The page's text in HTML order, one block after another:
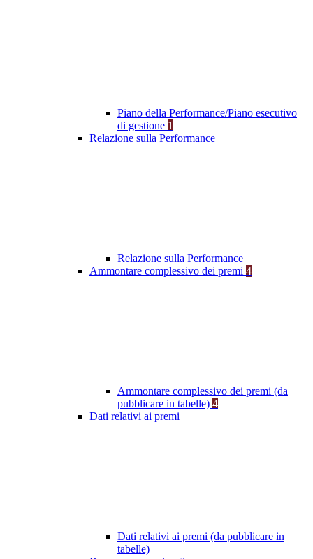
Piano della Performance/Piano esecutivo
di gestione 1
Relazione sulla Performance
Relazione sulla Performance
Ammontare complessivo dei premi 4
Ammontare complessivo dei premi (da
pubblicare in tabelle) 4
Dati relativi ai premi
Dati relativi ai premi (da pubblicare in
tabelle)